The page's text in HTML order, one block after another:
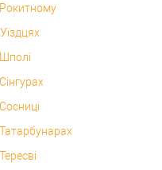
Рокитному